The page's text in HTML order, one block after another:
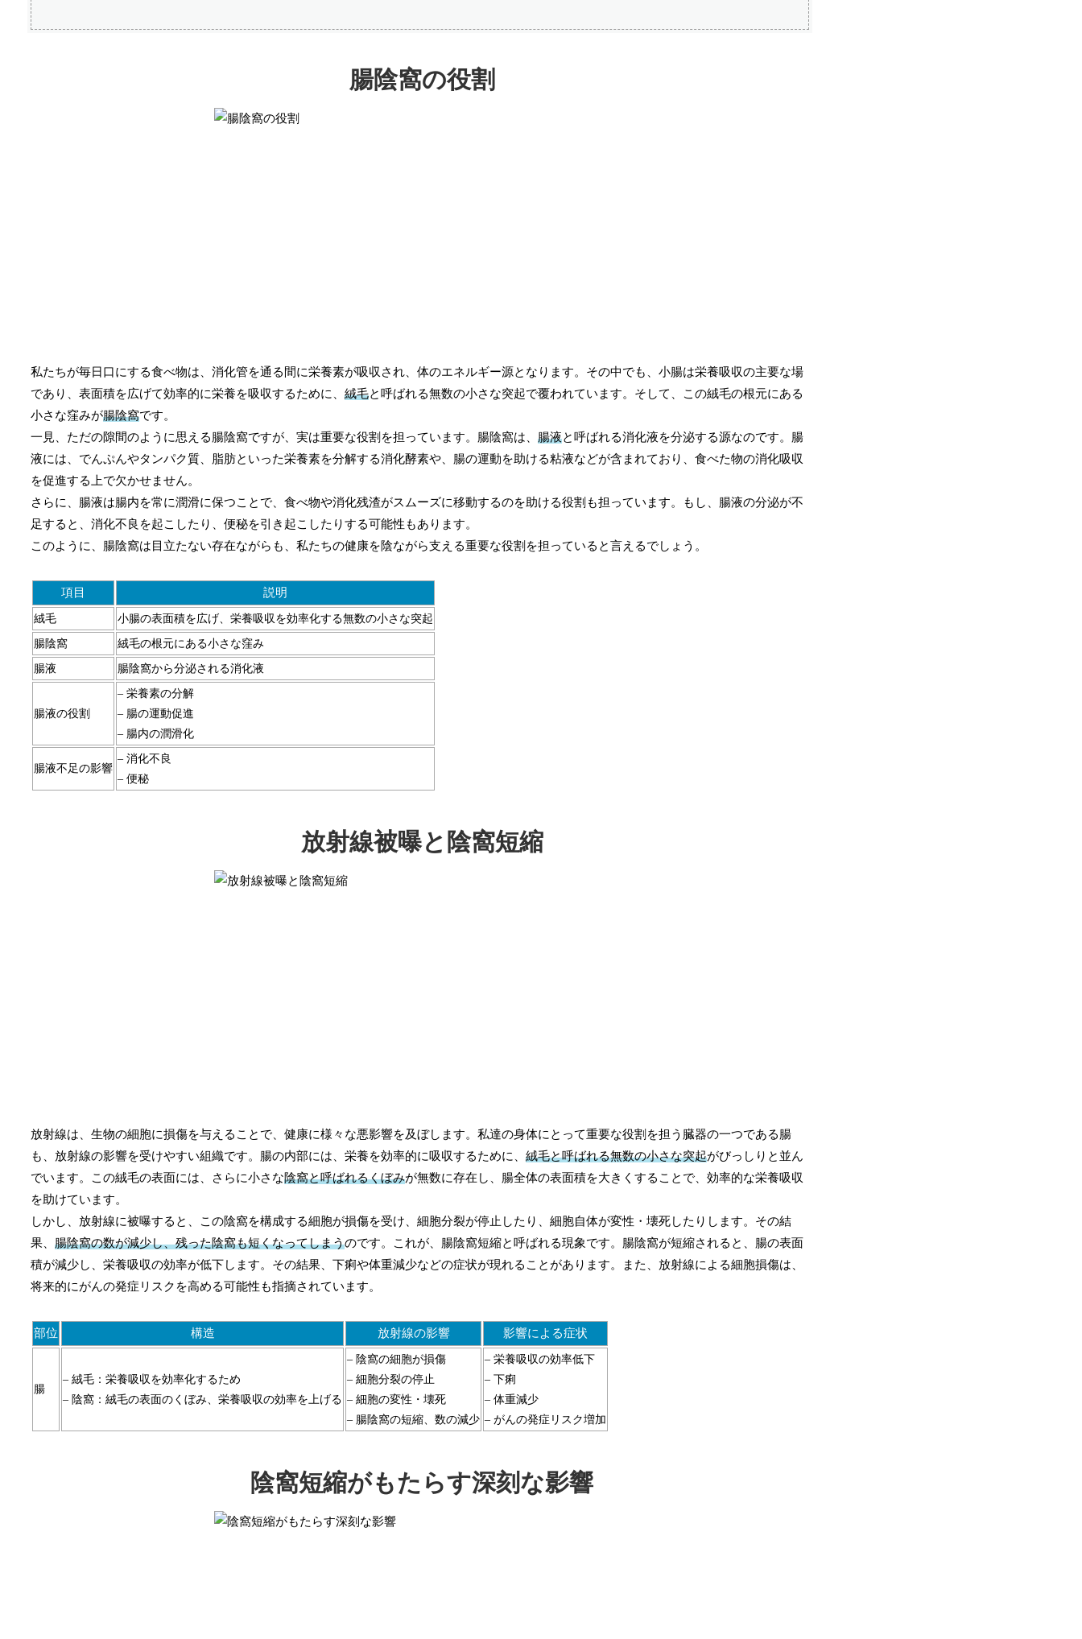
腸陰窩の役割
私たちが毎日口にする食べ物は、消化管を通る間に栄養素が吸収され、体のエネルギー源となります。その中でも、小腸は栄養吸収の主要な場
であり、表面積を広げて効率的に栄養を吸収するために、 絨毛と呼ばれる無数の小さな突起で覆われています。そして、この絨毛の根元にある
小さな窪みが腸陰窩です。
一見、ただの隙間のように思える腸陰窩ですが、実は重要な役割を担っています。腸陰窩は、 腸液と呼ばれる消化液を分泌する源なのです。腸
液には、でんぷんやタンパク質、脂肪といった栄養素を分解する消化酵素や、腸の運動を助ける粘液などが含まれており、食べた物の消化吸収
を促進する上で欠かせません。
さらに、腸液は腸内を常に潤滑に保つことで、食べ物や消化残渣がスムーズに移動するのを助ける役割も担っています。もし、腸液の分泌が不
足すると、消化不良を起こしたり、便秘を引き起こしたりする可能性もあります。
このように、腸陰窩は目立たない存在ながらも、私たちの健康を陰ながら支える重要な役割を担っていると言えるでしょう。
項目 説明
絨毛 小腸の表面積を広げ、栄養吸収を効率化する無数の小さな突起
腸陰窩 絨毛の根元にある小さな窪み
腸液 腸陰窩から分泌される消化液
腸液の役割
– 栄養素の分解
– 腸の運動促進
– 腸内の潤滑化
腸液不足の影響
– 消化不良
– 便秘
放射線被曝と陰窩短縮
放射線は、生物の細胞に損傷を与えることで、健康に様々な悪影響を及ぼします。私達の身体にとって重要な役割を担う臓器の一つである腸
も、放射線の影響を受けやすい組織です。腸の内部には、栄養を効率的に吸収するために、 絨毛と呼ばれる無数の小さな突起がびっしりと並ん
でいます。この絨毛の表面には、さらに小さな陰窩と呼ばれるくぼみが無数に存在し、腸全体の表面積を大きくすることで、効率的な栄養吸収
を助けています。
しかし、放射線に被曝すると、この陰窩を構成する細胞が損傷を受け、細胞分裂が停止したり、細胞自体が変性・壊死したりします。その結
果、 腸陰窩の数が減少し、残った陰窩も短くなってしまうのです。これが、腸陰窩短縮と呼ばれる現象です。腸陰窩が短縮されると、腸の表面
積が減少し、栄養吸収の効率が低下します。その結果、下痢や体重減少などの症状が現れることがあります。また、放射線による細胞損傷は、
将来的にがんの発症リスクを高める可能性も指摘されています。
部位 構造 放射線の影響 影響による症状
腸
– 絨毛：栄養吸収を効率化するため
– 陰窩：絨毛の表面のくぼみ、栄養吸収の効率を上げる
– 陰窩の細胞が損傷
– 細胞分裂の停止
– 細胞の変性・壊死
– 腸陰窩の短縮、数の減少
– 栄養吸収の効率低下
– 下痢
– 体重減少
– がんの発症リスク増加
陰窩短縮がもたらす深刻な影響